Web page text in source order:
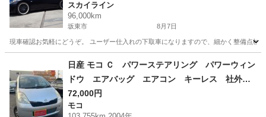
スカイライン
96,000km
坂東市 8月7日
現車確認お気軽にどうぞ。 ユーザー仕入れの下取車になりますので、細かく整備点
スカイライン ミッション
日産 モコ Ｃ パワーステアリング パワーウィン
ドウ エアバッグ エアコン キーレス 社外ナ
ビ ＣＤ ＤＶＤ ＥＴＣ 社外ＡＷ （検9.12）
72,000円
モコ